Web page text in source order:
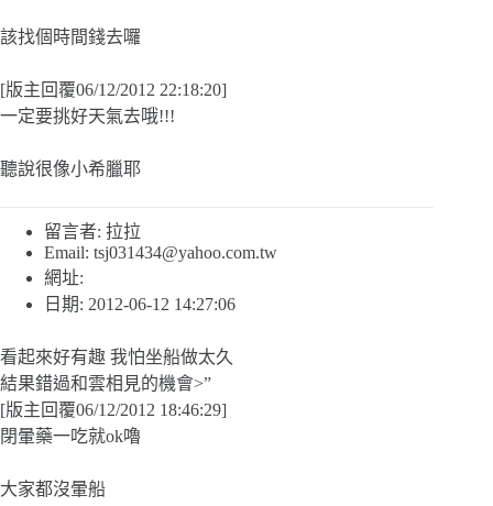
該找個時間錢去囉
[版主回覆06/12/2012 22:18:20]
一定要挑好天氣去哦!!!
聽說很像小希臘耶
留言者: 拉拉
Email: tsj031434@yahoo.com.tw
網址:
日期: 2012-06-12 14:27:06
看起來好有趣 我怕坐船做太久
結果錯過和雲相見的機會>”
[版主回覆06/12/2012 18:46:29]
閉暈藥一吃就ok嚕
大家都沒暈船